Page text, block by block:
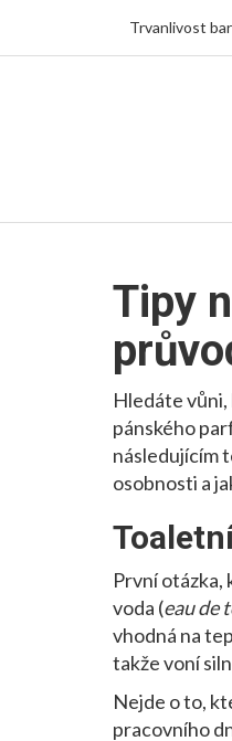
Trvanlivost
Tipy
Hledáte
pánského
následujícím
osobnosti a
První otázka,
voda (eau de
vhodná na
takže voní
Nejde o to,
pracovního